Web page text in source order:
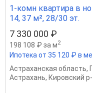
1-комн квартира в
14, 37 м², 28/30 эт.
7 330 000 ₽
198 108 ₽ за м2
Ипотека от 35 120 ₽ в
Астраханская область,
Астрахань, Кировский